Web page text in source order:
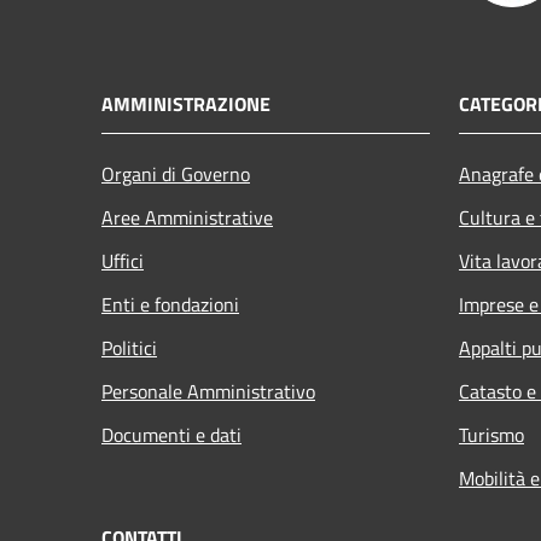
AMMINISTRAZIONE
Organi di Governo
Aree Amministrative
Uffici
Enti e fondazioni
Politici
Personale Amministrativo
Documenti e dati
Cultura
Vita
Imprese
Appalti
Catasto
Turismo
Mobilità